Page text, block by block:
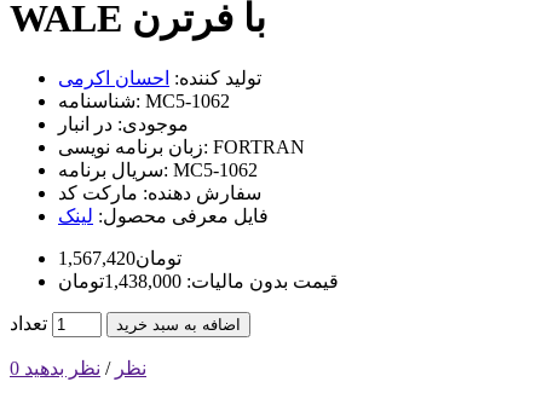
WALE با فرترن
تولید کننده: احسان اکرمی
شناسنامه: MC5-1062
موجودی: در انبار
زبان برنامه نویسی: FORTRAN
سریال برنامه: MC5-1062
سفارش دهنده: مارکت کد
فایل معرفی محصول: لینک
1,567,420تومان
قیمت بدون مالیات: 1,438,000تومان
تعداد اضافه به سبد خرید
0 نظر / نظر بدهید